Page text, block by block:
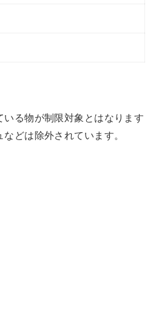
る物が制限対象とはなります
どは除外されています。